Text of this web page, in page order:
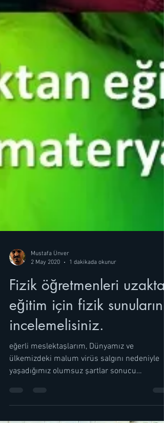
2 May 2020
1 dakikada okunur
Fizik öğretmenleri uzaktan
incelemelisiniz.